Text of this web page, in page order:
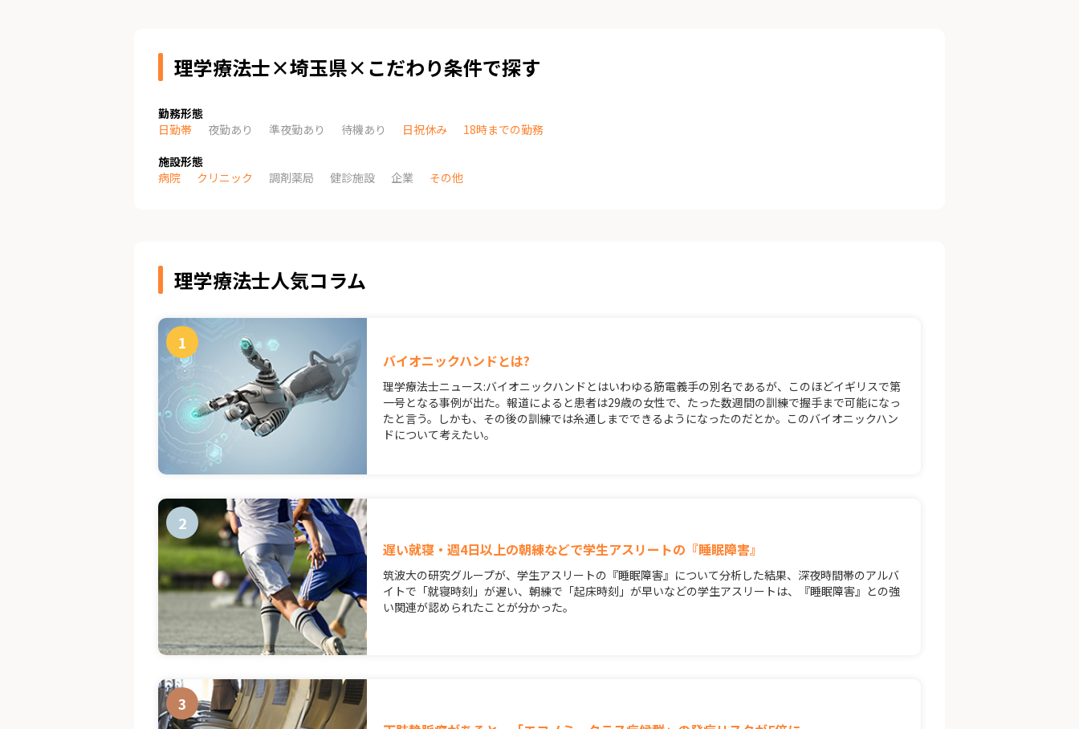
理学療法士×埼玉県×こだわり条件で探す
勤務形態
日勤帯
夜勤あり 準夜勤あり 待機あり 日祝休み
18時までの勤務
施設形態
病院
クリニック 調剤薬局 健診施設 企業 その他
理学療法士人気コラム
バイオニックハンドとは?
理学療法士ニュース:バイオニックハンドとはいわゆる筋電義手の別名であるが、このほどイギリスで第
一号となる事例が出た。報道によると患者は29歳の女性で、たった数週間の訓練で握手まで可能になっ
たと言う。しかも、その後の訓練では糸通しまでできるようになったのだとか。このバイオニックハン
ドについて考えたい。
遅い就寝・週4日以上の朝練などで学生アスリートの『睡眠障害』
筑波大の研究グループが、学生アスリートの『睡眠障害』について分析した結果、深夜時間帯のアルバ
イトで「就寝時刻」が遅い、朝練で「起床時刻」が早いなどの学生アスリートは、『睡眠障害』との強
い関連が認められたことが分かった。